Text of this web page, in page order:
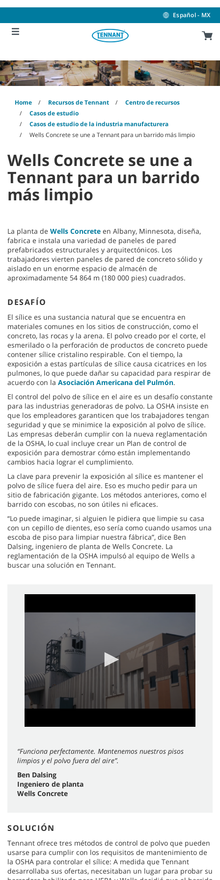
content
navigation
menu
Español - MX
Home Recursos de Tennant
Centro de recursos
Casos de estudio
Casos de estudio de la industria manufacturera
Wells Concrete se une a Tennant para un barrido más limpio
Wells Concrete se une a
Tennant para un barrido
más limpio
La planta de Wells Concrete en Albany, Minnesota, diseña,
fabrica e instala una variedad de paneles de pared
prefabricados estructurales y arquitectónicos. Los
trabajadores vierten paneles de pared de concreto sólido y
aislado en un enorme espacio de almacén de
aproximadamente 54 864 m (180 000 pies) cuadrados.
DESAFÍO
El sílice es una sustancia natural que se encuentra en
materiales comunes en los sitios de construcción, como el
concreto, las rocas y la arena. El polvo creado por el corte, el
esmerilado o la perforación de productos de concreto puede
contener sílice cristalino respirable. Con el tiempo, la
exposición a estas partículas de sílice causa cicatrices en los
pulmones, lo que puede dañar su capacidad para respirar de
acuerdo con la Asociación Americana del Pulmón.
El control del polvo de sílice en el aire es un desafío constante
para las industrias generadoras de polvo. La OSHA insiste en
que los empleadores garanticen que los trabajadores tengan
seguridad y que se minimice la exposición al polvo de sílice.
Las empresas deberán cumplir con la nueva reglamentación
de la OSHA, lo cual incluye crear un Plan de control de
exposición para demostrar cómo están implementando
cambios hacia lograr el cumplimiento.
La clave para prevenir la exposición al sílice es mantener el
polvo de sílice fuera del aire. Eso es mucho pedir para un
sitio de fabricación gigante. Los métodos anteriores, como el
barrido con escobas, no son útiles ni eficaces.
“Lo puede imaginar, si alguien le pidiera que limpie su casa
con un cepillo de dientes, eso sería como cuando usamos una
escoba de piso para limpiar nuestra fábrica”, dice Ben
Dalsing, ingeniero de planta de Wells Concrete. La
reglamentación de la OSHA impulsó al equipo de Wells a
buscar una solución en Tennant.
of
seconds
“Funciona perfectamente. Mantenemos nuestros pisos
limpios y el polvo fuera del aire”.
Ben Dalsing
Ingeniero de planta
Wells Concrete
SOLUCIÓN
Tennant ofrece tres métodos de control de polvo que pueden
usarse para cumplir con los requisitos de mantenimiento de
la OSHA para controlar el sílice: A medida que Tennant
desarrollaba sus ofertas, necesitaban un lugar para probar su